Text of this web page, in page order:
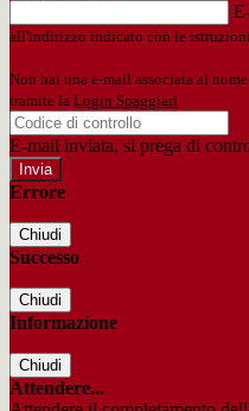
all'indirizzo indicato con le istruzioni
Non hai una e-mail associata al
tramite la Login Spaggiari
E-mail inviata, si prega di
Errore
Chiudi
Successo
Chiudi
Informazione
Chiudi
Attendere...